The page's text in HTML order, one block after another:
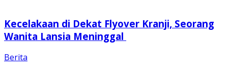
Kecelakaan di Dekat Flyover Kranji, Seorang
Wanita Lansia Meninggal
Berita